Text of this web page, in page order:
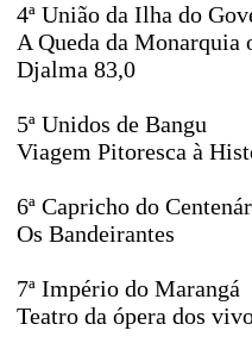
4ª União da Ilha do
A Queda da Monarquia
Djalma 83,0
5ª Unidos de Bangu
Viagem Pitoresca à
6ª Capricho do
Os Bandeirantes
7ª Império do Marangá
Teatro da ópera dos